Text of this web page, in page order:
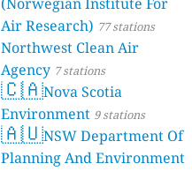
Air Research) 77 stations
Northwest Clean Air
Agency 7 stations
🇨🇦Nova Scotia
Environment 9 stations
🇦🇺NSW Department Of
Planning And Environment